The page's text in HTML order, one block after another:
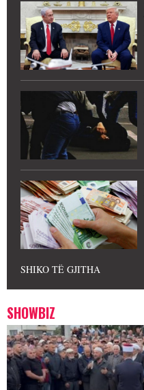
SHIKO TË GJITHA
SHOWBIZ